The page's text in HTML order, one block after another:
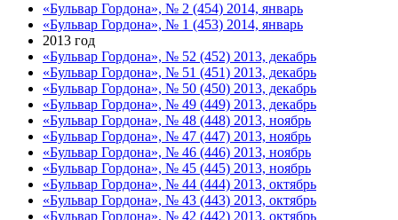
«Бульвар Гордона», № 2 (454) 2014, январь
«Бульвар Гордона», № 1 (453) 2014, январь
2013 год
«Бульвар Гордона», № 52 (452) 2013, декабрь
«Бульвар Гордона», № 51 (451) 2013, декабрь
«Бульвар Гордона», № 50 (450) 2013, декабрь
«Бульвар Гордона», № 49 (449) 2013, декабрь
«Бульвар Гордона», № 48 (448) 2013, ноябрь
«Бульвар Гордона», № 47 (447) 2013, ноябрь
«Бульвар Гордона», № 46 (446) 2013, ноябрь
«Бульвар Гордона», № 45 (445) 2013, ноябрь
«Бульвар Гордона», № 44 (444) 2013, октябрь
«Бульвар Гордона», № 43 (443) 2013, октябрь
«Бульвар Гордона», № 42 (442) 2013, октябрь